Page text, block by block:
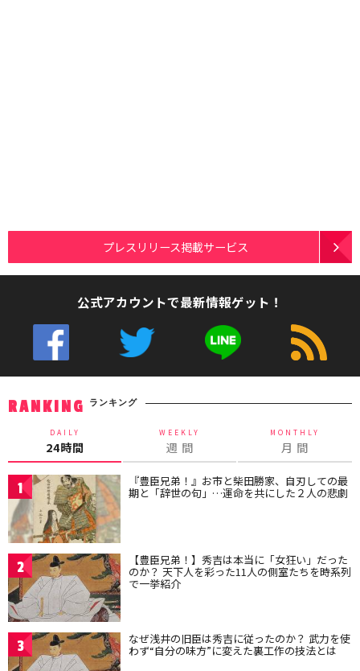
プレスリリース掲載サービス
公式アカウントで最新情報ゲット！
RANKING ランキング
DAILY
24時間
WEEKLY
週 間
MONTHLY
月 間
1 『豊臣兄弟！』お市と柴田勝家、自刃しての最
期と「辞世の句」…運命を共にした２人の悲劇
2 【豊臣兄弟！】秀吉は本当に「女狂い」だった
のか？ 天下人を彩った11人の側室たちを時系列
で一挙紹介
3 なぜ浅井の旧臣は秀吉に従ったのか？ 武力を使
わず“自分の味方”に変えた裏工作の技法とは